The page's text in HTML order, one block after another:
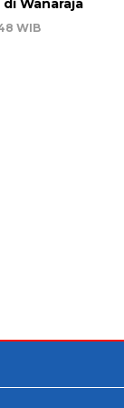
di Wanaraja
WIB